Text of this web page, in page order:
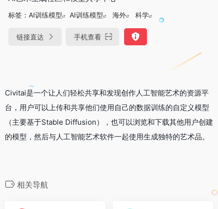
标签： AI训练模型 AI训练模型 海外 科学
链接直达 手机查看
Civitai是一个让人们轻松共享和发现创作人工智能艺术的资源平
台，用户可以上传和共享他们使用自己的数据训练的自定义模型
（主要基于Stable Diffusion），也可以浏览和下载其他用户创建
的模型，然后与人工智能艺术软件一起使用生成独特的艺术品。
相关导航